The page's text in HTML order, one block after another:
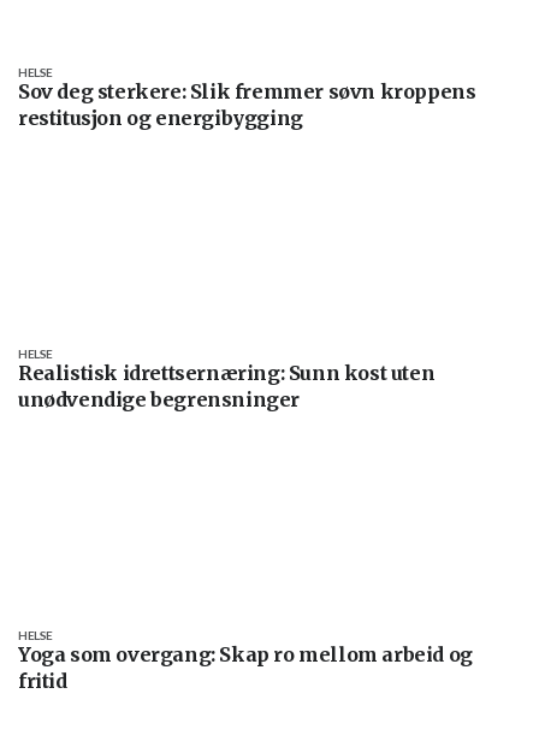
Sov deg sterkere: Slik fremmer søvn kroppens
restitusjon og energibygging
HELSE
Realistisk idrettsernæring: Sunn kost uten
unødvendige begrensninger
HELSE
Yoga som overgang: Skap ro mellom arbeid og
fritid
HELSE